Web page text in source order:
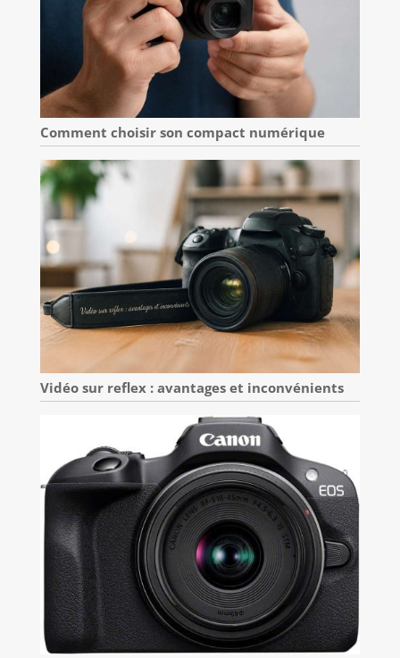
Comment choisir son compact numérique
Vidéo sur reflex : avantages et inconvénients